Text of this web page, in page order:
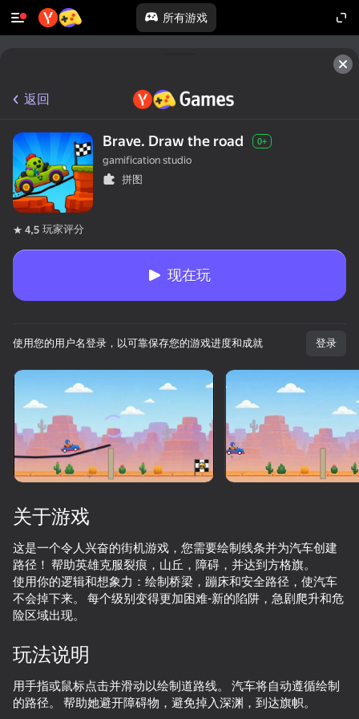
所有游戏
旋转设备
此游戏仅支持 横屏
方向
RoverCraft
72
Apple Worm
36
Crazy Cars Drift & Parkour
61 48
返回
Brave. Draw the road 0+
gamification studio
拼图
4,5 玩家评分
现在玩
使用您的用户名登录，以可靠保存您的游戏进度和成就 登录
关于游戏
这是一个令人兴奋的街机游戏，您需要绘制线条并为汽车创建
路径！ 帮助英雄克服裂痕，山丘，障碍，并达到方格旗。
使用你的逻辑和想象力：绘制桥梁，蹦床和安全路径，使汽车
不会掉下来。 每个级别变得更加困难-新的陷阱，急剧爬升和危
险区域出现。
玩法说明
用手指或鼠标点击并滑动以绘制道路线。 汽车将自动遵循绘制
的路径。 帮助她避开障碍物，避免掉入深渊，到达旗帜。